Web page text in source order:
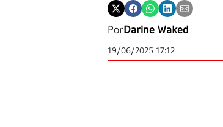
PorDarine Waked
19/06/2025 17:12